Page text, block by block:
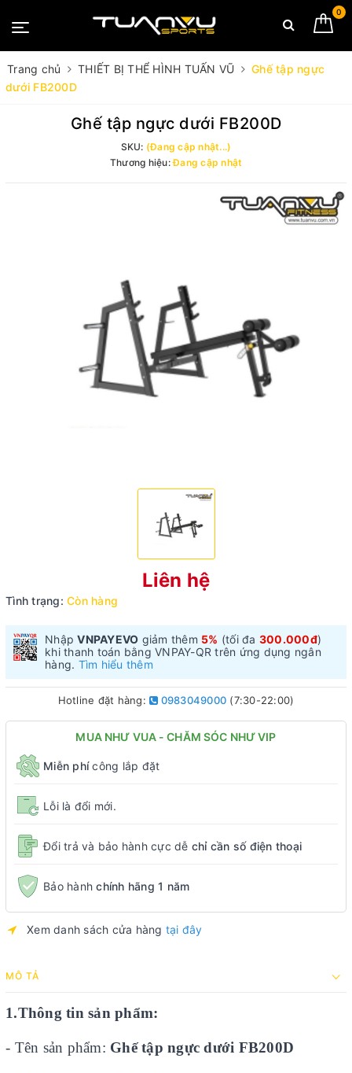
0
Trang chủ THIẾT BỊ THỂ HÌNH TUẤN VŨ
Ghế tập ngực
dưới FB200D
Ghế tập ngực dưới FB200D
SKU: (Đang cập nhật...)
Thương hiệu:Đang cập nhật
Liên hệ
Tình trạng: Còn hàng
NhậpVNPAYEVO giảm thêm 5% (tối đa 300.000đ)
khi thanh toán bằng VNPAY-QR trên ứng dụng ngân
hàng. Tìm hiểu thêm
Hotline đặt hàng: 0983049000 (7:30-22:00)
MUA NHƯ VUA - CHĂM SÓC NHƯ VIP
Miễn phícông lắp đặt
Lỗi là đổi mới.
Đổi trả và bảo hành cực dễ chỉ cần số điện thoại
Bảo hànhchính hãng 1 năm
Xem danh sách cửa hàng tại đây
MÔ TẢ
1.Thông tin sản phẩm:
- Tên sản phẩm: Ghế tập ngực dưới FB200D